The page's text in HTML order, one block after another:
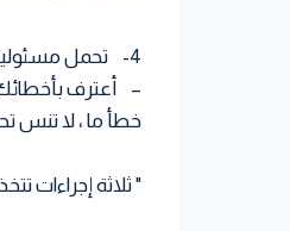
4- تحمل مسئولية أفعالك وأفعال مجموعتك :
– أعترف
خطأ ما ، لا تنس
" ثلاثة إجراءات